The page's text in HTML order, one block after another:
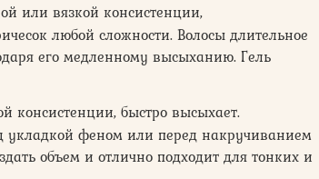
или вязкой консистенции,
любой сложности. Волосы длительное
его медленному высыханию. Гель
консистенции, быстро высыхает.
укладкой феном или перед накручиванием
объем и отлично подходит для тонких и